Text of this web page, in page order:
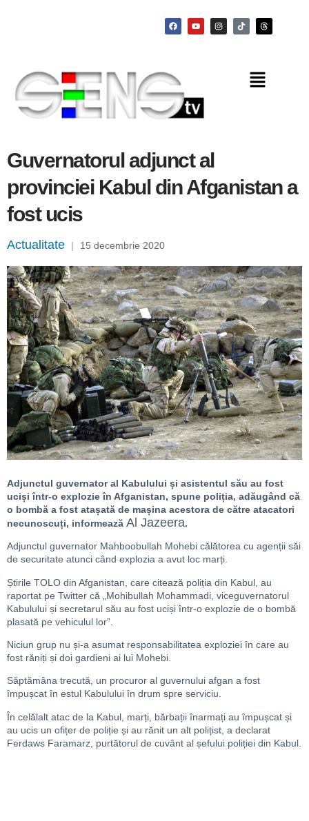
Guvernatorul adjunct al
provinciei Kabul din Afganistan a
fost ucis
Actualitate | 15 decembrie 2020
Adjunctul guvernator al Kabulului și asistentul său au fost
uciși într-o explozie în Afganistan, spune poliția, adăugând că
o bombă a fost atașată de mașina acestora de către atacatori
necunoscuți, informează Al Jazeera.
Adjunctul guvernator Mahboobullah Mohebi călătorea cu agenții săi
de securitate atunci când explozia a avut loc marți.
Știrile TOLO din Afganistan, care citează poliția din Kabul, au
raportat pe Twitter că „Mohibullah Mohammadi, viceguvernatorul
Kabulului și secretarul său au fost uciși într-o explozie de o bombă
plasată pe vehiculul lor”.
Niciun grup nu și-a asumat responsabilitatea exploziei în care au
fost răniți și doi gardieni ai lui Mohebi.
Săptămâna trecută, un procuror al guvernului afgan a fost
împușcat în estul Kabulului în drum spre serviciu.
În celălalt atac de la Kabul, marți, bărbații înarmați au împușcat și
au ucis un ofițer de poliție și au rănit un alt polițist, a declarat
Ferdaws Faramarz, purtătorul de cuvânt al șefului poliției din Kabul.